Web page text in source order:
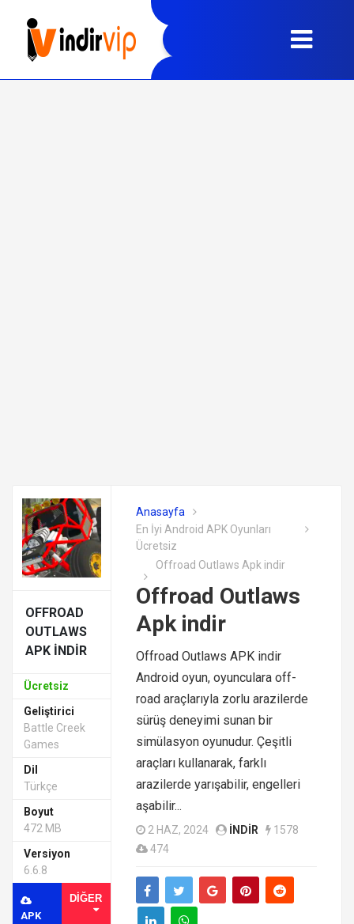
OFFROAD
OUTLAWS
APK INDIR
Ücretsiz
Geliştirici
Battle Creek
Games
Dil
Türkçe
Boyut
472 MB
Versiyon
6.6.8
APK
DIĞER
Anasayfa
En İyi Android APK Oyunları
Ücretsiz
Offroad Outlaws Apk indir
Offroad Outlaws
Apk indir
Offroad Outlaws APK indir
Android oyun, oyunculara off-
road araçlarıyla zorlu arazilerde
sürüş deneyimi sunan bir
simülasyon oyunudur. Çeşitli
araçları kullanarak, farklı
arazilerde yarışabilir, engelleri
aşabilir...
2 HAZ, 2024 INDIR
1578
474